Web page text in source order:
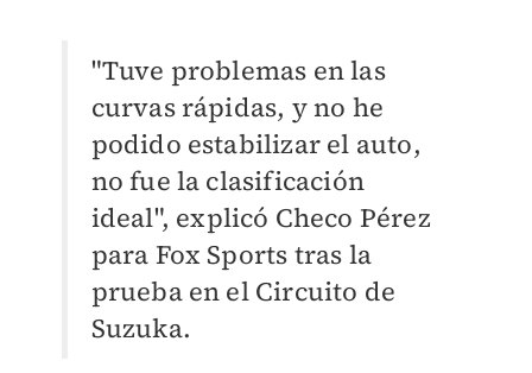
"Tuve problemas en las
curvas rápidas, y no he
podido estabilizar el auto,
no fue la clasificación
ideal", explicó Checo Pérez
para Fox Sports tras la
prueba en el Circuito de
Suzuka.